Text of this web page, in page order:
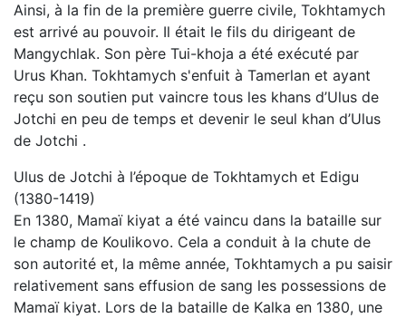
Ainsi, à la fin de la première guerre civile, Tokhtamych
est arrivé au pouvoir. Il était le fils du dirigeant de
Mangychlak. Son père Tui-khoja a été exécuté par
Urus Khan. Tokhtamych s'enfuit à Tamerlan et ayant
reçu son soutien put vaincre tous les khans d’Ulus de
Jotchi en peu de temps et devenir le seul khan d’Ulus
de Jotchi .
Ulus de Jotchi à l’époque de Tokhtamych et Edigu
(1380-1419)
En 1380, Mamaï kiyat a été vaincu dans la bataille sur
le champ de Koulikovo. Cela a conduit à la chute de
son autorité et, la même année, Tokhtamych a pu saisir
relativement sans effusion de sang les possessions de
Mamaï kiyat. Lors de la bataille de Kalka en 1380, une